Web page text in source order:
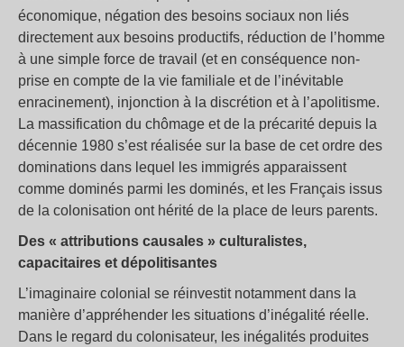
économique, négation des besoins sociaux non liés
directement aux besoins productifs, réduction de l’homme
à une simple force de travail (et en conséquence non-
prise en compte de la vie familiale et de l’inévitable
enracinement), injonction à la discrétion et à l’apolitisme.
La massification du chômage et de la précarité depuis la
décennie 1980 s’est réalisée sur la base de cet ordre des
dominations dans lequel les immigrés apparaissent
comme dominés parmi les dominés, et les Français issus
de la colonisation ont hérité de la place de leurs parents.
Des « attributions causales » culturalistes,
capacitaires et dépolitisantes
L’imaginaire colonial se réinvestit notamment dans la
manière d’appréhender les situations d’inégalité réelle.
Dans le regard du colonisateur, les inégalités produites